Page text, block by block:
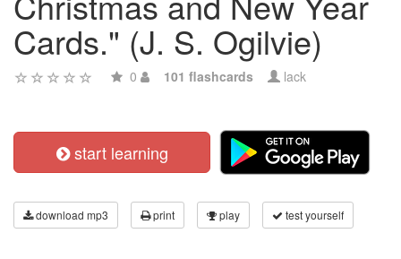
Cards." (J. S. Ogilvie)
0 101 flashcards lack
start learning
download mp3 print play test yourself